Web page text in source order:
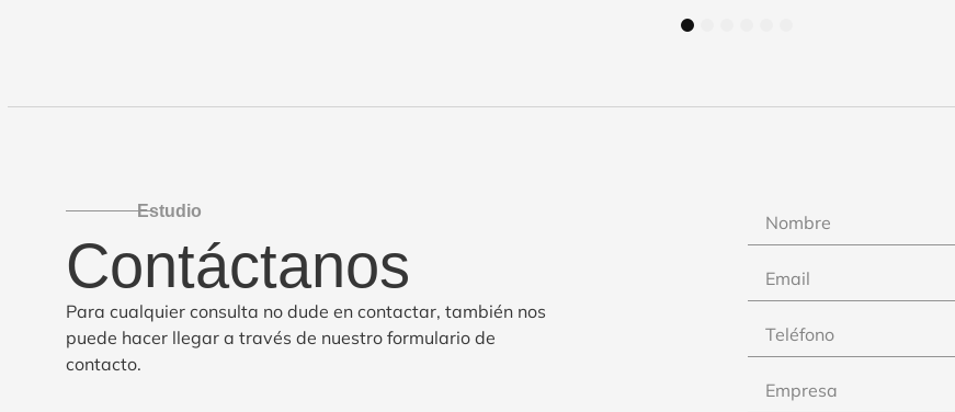
4
Estudio
Contáctanos
Para cualquier consulta no dude en contactar, también nos
puede hacer llegar a través de nuestro formulario de
contacto.